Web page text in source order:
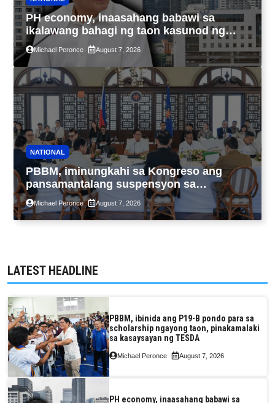
PH economy, inaasahang babawi sa
ikalawang bahagi ng taon kasunod ng
2.3% GDP dulot ng Middle East war,
pagkaantala ng public construction
Michael Peronce August 7, 2026
NATIONAL
PBBM, iminungkahi sa Kongreso ang
pansamantalang suspensyon sa
pagpapatupad ng Real Property Valuation
and Assessment Reform Act
Michael Peronce August 7, 2026
LATEST HEADLINE
PBBM, ibinida ang P19-B pondo para sa
scholarship ngayong taon, pinakamalaki
sa kasaysayan ng TESDA
Michael Peronce August 7, 2026
PH economy, inaasahang babawi sa